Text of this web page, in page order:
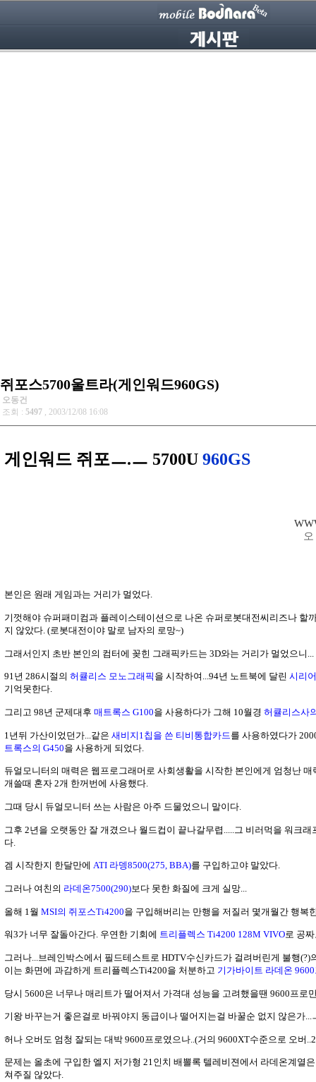
쥐포스5700울트라(게인워드960GS)
오동건
조회 : 5497 , 2003/12/08 16:08
게인워드 쥐포ㅡ.ㅡ 5700U 960GS
본인은 원래 게임과는 거리가 멀었다.
기껏해야 슈퍼패미컴과 플레이스테이션으로 나온 슈퍼로봇대전씨리즈나 할
지 않았다. (로봇대전이야 말로 남자의 로망~)
그래서인지 초반 본인의 컴터에 꽂힌 그래픽카드는 3D와는 거리가 멀었으니...
91년 286시절의 허큘리스 모노그래픽 을 시작하여...94년 노트북에 달린 시리
기억못한다.
그리고 98년 군제대후 매트록스 G100을 사용하다가 그해 10월경 허큘리스사
1년뒤 가산이었던가...같은 새비지1칩을 쓴 티비통합카드 를 사용하였다가
트록스의 G450을 사용하게 되었다.
듀얼모니터의 매력은 웹프로그래머로 사회생활을 시작한 본인에게 엄청난 매
개쓸때 혼자 2개 한꺼번에 사용했다.
그때 당시 듀얼모니터 쓰는 사람은 아주 드물었으니 말이다.
그후 2년을 오랫동안 잘 개겼으나 월드컵이 끝나갈무렵.....그 비러먹을 워크
다.
겜 시작한지 한달만에 ATI 라뎅8500(275, BBA)를 구입하고야 말았다.
그러나 여친의 라데온7500(290)보다 못한 화질에 크게 실망...
올해 1월 MSI의 쥐포스Ti4200을 구입해버리는 만행을 저질러 몇개월간 행복
워3가 너무 잘돌아간다. 우연한 기회에 트리플렉스 Ti4200 128M VIVO로 공
그러나...브레인박스에서 필드테스트로 HDTV수신카드가 걸려버린게 불행(?)
이는 화면에 과감하게 트리플렉스Ti4200을 처분하고 기가바이트 라데온
당시 5600은 너무나 매리트가 떨어져서 가격대 성능을 고려했을땐 9600프로
기왕 바꾸는거 좋은걸로 바꿔야지 동급이나 떨어지는걸 바꿀순 없지 않은가...
허나 오버도 엄청 잘되는 대박 9600프로였으나..(거의 9600XT수준으로 오버
문제는 올초에 구입한 엘지 저가형 21인치 배뽈록 텔레비젼에서 라데온계열
쳐주질 않았다.